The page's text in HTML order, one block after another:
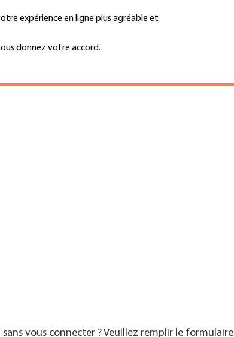
expérience en ligne plus agréable et
donnez votre accord.
Top
vous connecter ? Veuillez remplir le formulaire